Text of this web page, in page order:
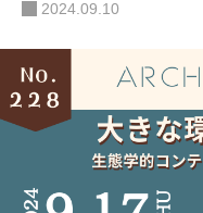
2024.09.10